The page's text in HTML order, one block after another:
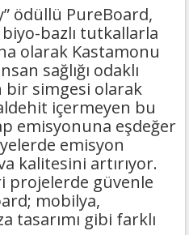
ödüllü PureBoard,
bazlı tutkallarla
olarak Kastamonu
sağlığı odaklı
bir simgesi olarak
içermeyen bu
emisyonuna eşdeğer
emisyon
kalitesini artırıyor.
güvenle
mobilya,
tasarımı gibi farklı